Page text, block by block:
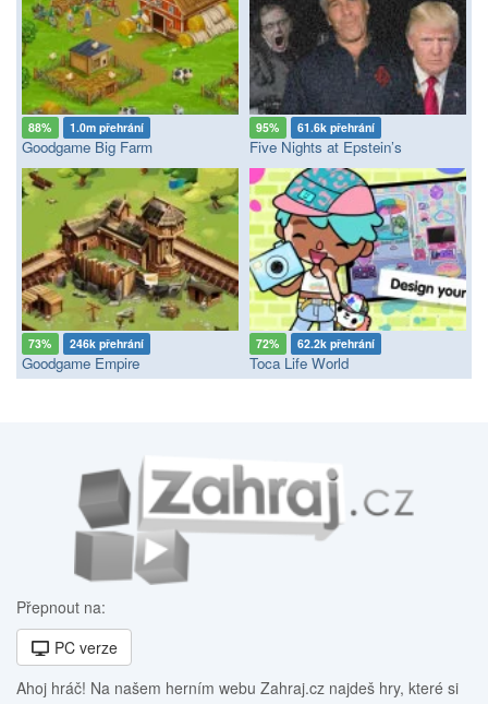
88% 1.0m přehrání
Goodgame Big Farm
95% 61.6k přehrání
Five Nights at Epstein’s
73% 246k přehrání
Goodgame Empire
72% 62.2k přehrání
Toca Life World
Přepnout na:
PC verze
Ahoj hráč! Na našem herním webu Zahraj.cz najdeš hry, které si